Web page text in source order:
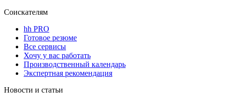
Соискателям
hh PRO
Готовое резюме
Все сервисы
Хочу у вас работать
Производственный календарь
Экспертная рекомендация
Новости и статьи